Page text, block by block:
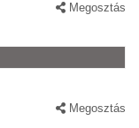
Megosztás
Megosztás